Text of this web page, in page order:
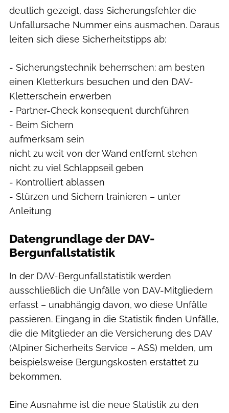
deutlich gezeigt, dass Sicherungsfehler die
Unfallursache Nummer eins ausmachen. Daraus
leiten sich diese Sicherheitstipps ab:
- Sicherungstechnik beherrschen: am besten
einen Kletterkurs besuchen und den DAV-
Kletterschein erwerben
- Partner-Check konsequent durchführen
- Beim Sichern
aufmerksam sein
nicht zu weit von der Wand entfernt stehen
nicht zu viel Schlappseil geben
- Kontrolliert ablassen
- Stürzen und Sichern trainieren – unter
Anleitung
Datengrundlage der DAV-
Bergunfallstatistik
In der DAV-Bergunfallstatistik werden
ausschließlich die Unfälle von DAV-Mitgliedern
erfasst – unabhängig davon, wo diese Unfälle
passieren. Eingang in die Statistik finden Unfälle,
die die Mitglieder an die Versicherung des DAV
(Alpiner Sicherheits Service – ASS) melden, um
beispielsweise Bergungskosten erstattet zu
bekommen.
Eine Ausnahme ist die neue Statistik zu den